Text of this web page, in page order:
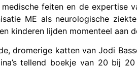
feiten en de expertise
ME als neurologische
kinderen lijden momenteel aan
dromerige katten van Jodi
tellend boekje van 20 bij